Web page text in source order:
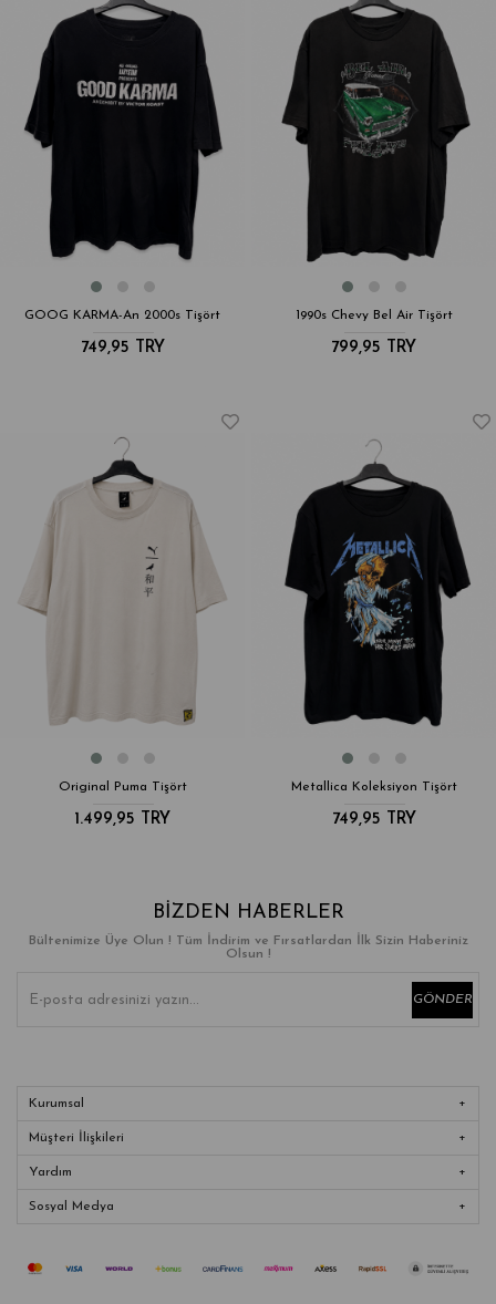
GOOG KARMA-An 2000s Tişört
749,95 TRY
1990s Chevy Bel Air Tişört
799,95 TRY
Original Puma Tişört
1.499,95 TRY
Metallica Koleksiyon Tişört
749,95 TRY
BIZDEN HABERLER
Bültenimize Üye Olun ! Tüm İndirim ve Fırsatlardan İlk Sizin Haberiniz
Olsun !
GÖNDER
Kurumsal
Müşteri İlişkileri
Yardım
Sosyal Medya